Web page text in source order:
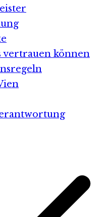
vertrauen können